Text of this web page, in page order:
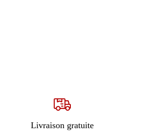
Livraison gratuite